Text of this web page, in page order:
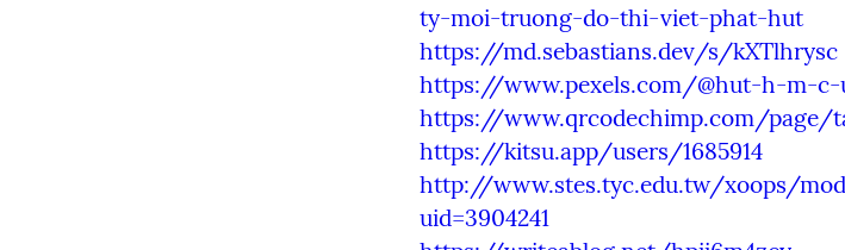
ty-moi-truong-do-thi-viet-phat-hut
https://md.sebastians.dev/s/kXTlhrysc
https://www.pexels.com/@hut-h-m-c-
https://www.qrcodechimp.com/page/
https://kitsu.app/users/1685914
http://www.stes.tyc.edu.tw/xoops/
uid=3904241